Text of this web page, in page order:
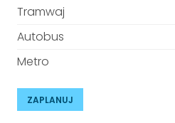
Tramwaj
Autobus
Metro
ZAPLANUJ